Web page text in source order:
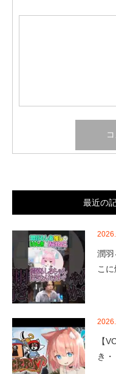
最近の
潤羽
こ
【
き